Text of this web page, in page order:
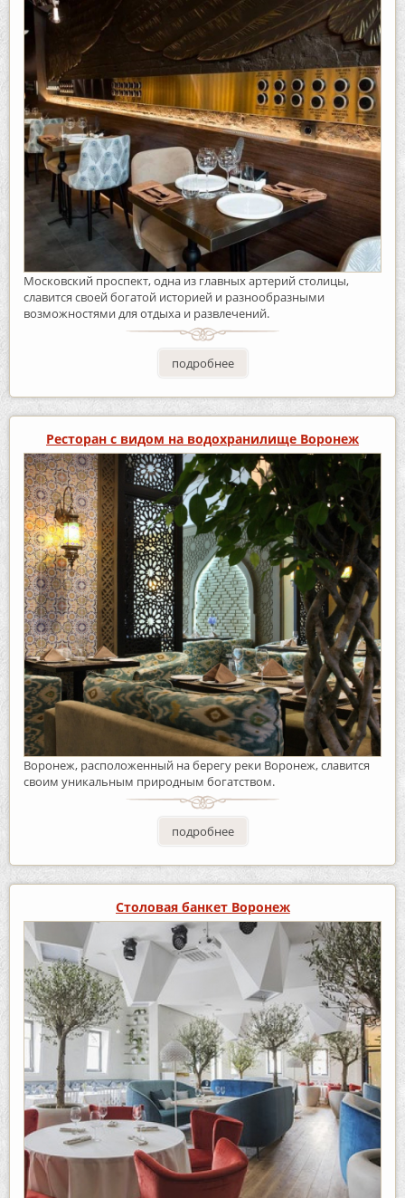
Московский проспект, одна из главных артерий столицы,
славится своей богатой историей и разнообразными
возможностями для отдыха и развлечений.
подробнее
Ресторан с видом на водохранилище Воронеж
Воронеж, расположенный на берегу реки Воронеж, славится
своим уникальным природным богатством.
подробнее
Столовая банкет Воронеж